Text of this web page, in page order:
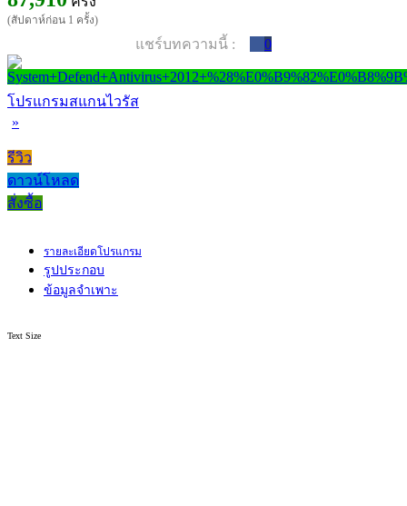
(สัปดาห์ก่อน 1 ครั้ง)
แชร์บทความนี้ : 0
โปรแกรมสแกนไวรัส
»
รีวิว
ดาวน์โหลด
สั่งซื้อ
รายละเอียดโปรแกรม
รูปประกอบ
ข้อมูลจำเพาะ
Text Size